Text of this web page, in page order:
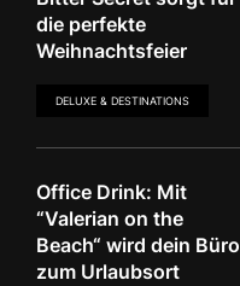
die perfekte
Weihnachtsfeier
DELUXE & DESTINATIONS
Office Drink: Mit
“Valerian on the
Beach“ wird dein Büro
zum Urlaubsort